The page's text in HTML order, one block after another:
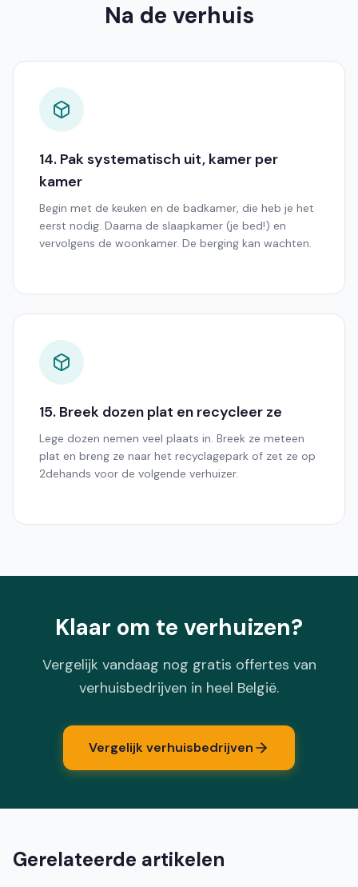
Na de verhuis
14. Pak systematisch uit, kamer per
kamer
Begin met de keuken en de badkamer, die heb je het
eerst nodig. Daarna de slaapkamer (je bed!) en
vervolgens de woonkamer. De berging kan wachten.
15. Breek dozen plat en recycleer ze
Lege dozen nemen veel plaats in. Breek ze meteen
plat en breng ze naar het recyclagepark of zet ze op
2dehands voor de volgende verhuizer.
Klaar om te verhuizen?
Vergelijk vandaag nog gratis offertes van
verhuisbedrijven in heel België.
Vergelijk verhuisbedrijven
Gerelateerde artikelen